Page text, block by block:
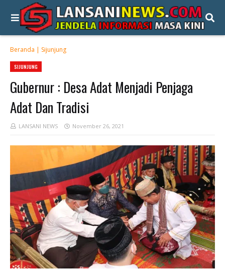
Beranda | Sijunjung
SIJUNJUNG
Gubernur : Desa Adat Menjadi Penjaga
Adat Dan Tradisi
LANSANI NEWS November 26, 2021